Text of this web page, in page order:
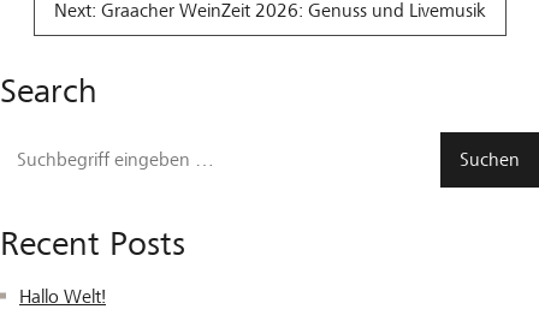
Next: Graacher WeinZeit 2026: Genuss und Livemusik
Search
Recent Posts
Hallo Welt!